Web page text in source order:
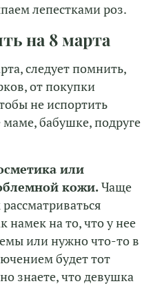
лепестками роз.
на 8 марта
следует помнить,
от покупки
не испортить
бабушке, подруге
или
кожи.Чаще
намек на то, что у нее
или нужно что-то в
будет тот
знаете, что девушка